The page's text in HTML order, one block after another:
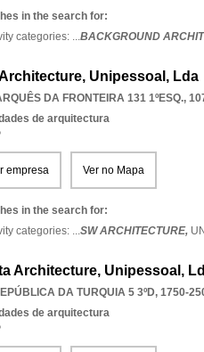
in the search for:
categories: ...BACKGROUND
Unipessoal, Lda
DA FRONTEIRA 131 1ºESQ.,
de arquitectura
empresa Ver no Mapa
in the search for:
categories: ...SW ARCHITECTURE,
Architecture, Unipessoal,
DA TURQUIA 5 3ºD, 1750-
de arquitectura